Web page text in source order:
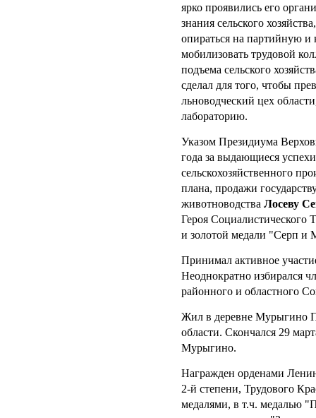
ярко проявились его
знания сельского
опираться на партийную и
мобилизовать трудовой
подъема сельского
сделал для того, чтобы
льноводческий цех
лабораторию.
Указом Президиума
года за выдающиеся
сельскохозяйственного
плана, продажи
животноводства Лосеву
Героя Социалистического
и золотой медали "Серп и
Принимал активное
Неоднократно избирался
районного и областного
Жил в деревне Мурыгино
области. Скончался 29
Мурыгино.
Награжден орденами
2-й степени, Трудового
медалями, в т.ч. медалью